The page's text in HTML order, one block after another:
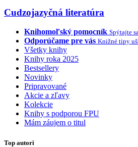
Cudzojazyčná literatúra
Knihomoľský pomocník Spýtajte
Odporúčame pre vás Knižné tipy
Všetky knihy
Knihy roka 2025
Bestsellery
Novinky
Pripravované
Akcie a zľavy
Kolekcie
Knihy s podporou FPU
Mám záujem o titul
Top autori